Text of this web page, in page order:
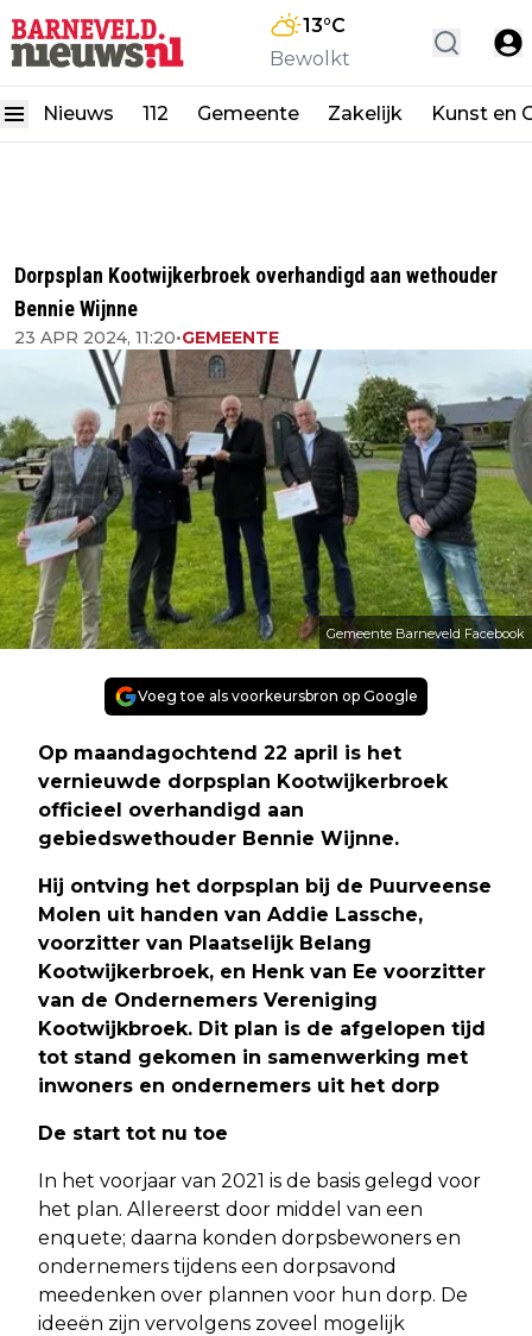
13°C
Bewolkt
Nieuws 112 Gemeente Zakelijk Kunst en
Dorpsplan Kootwijkerbroek overhandigd aan wethouder
Bennie Wijnne
23 APR 2024, 11:20•GEMEENTE
Gemeente Barneveld Facebook
Voeg toe als voorkeursbron op Google
Op maandagochtend 22 april is het
vernieuwde dorpsplan Kootwijkerbroek
officieel overhandigd aan
gebiedswethouder Bennie Wijnne.
Hij ontving het dorpsplan bij de Puurveense
Molen uit handen van Addie Lassche,
voorzitter van Plaatselijk Belang
Kootwijkerbroek, en Henk van Ee voorzitter
van de Ondernemers Vereniging
Kootwijkbroek. Dit plan is de afgelopen tijd
tot stand gekomen in samenwerking met
inwoners en ondernemers uit het dorp
De start tot nu toe
In het voorjaar van 2021 is de basis gelegd voor
het plan. Allereerst door middel van een
enquete; daarna konden dorpsbewoners en
ondernemers tijdens een dorpsavond
meedenken over plannen voor hun dorp. De
ideeën zijn vervolgens zoveel mogelijk